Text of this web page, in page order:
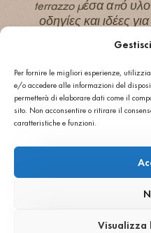
Per fornire le migliori esperienze,
e/o accedere alle informazioni del
permetterà di elaborare dati come il
sito. Non acconsentire o ritirare il
caratteristiche e funzioni.
terrazzo μέσα από
οδηγίες και ιδέες
ΔΑΠΕΔΟ RETAIL